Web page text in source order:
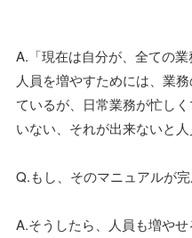
A.「現在は自分が、全ての
人員を増やすためには、業
ているが、日常業務が忙し
いない、それが出来ないと人
Q.もし、そのマニュアルが
A.そうしたら、人員も増や